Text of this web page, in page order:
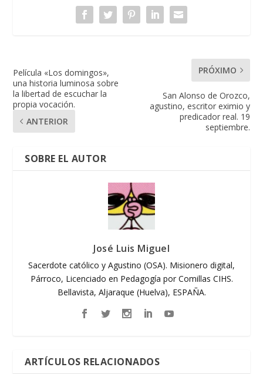
Película «Los domingos»,
una historia luminosa sobre
la libertad de escuchar la
propia vocación.
ANTERIOR
PRÓXIMO
San Alonso de Orozco,
agustino, escritor eximio y
predicador real. 19
septiembre.
SOBRE EL AUTOR
José Luis Miguel
Sacerdote católico y Agustino (OSA). Misionero digital,
Párroco, Licenciado en Pedagogía por Comillas CIHS.
Bellavista, Aljaraque (Huelva), ESPAÑA.
ARTÍCULOS RELACIONADOS